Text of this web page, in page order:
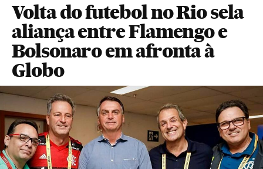
Volta do futebol no Rio sela
aliança entre Flamengo e
Bolsonaro em afronta à
Globo